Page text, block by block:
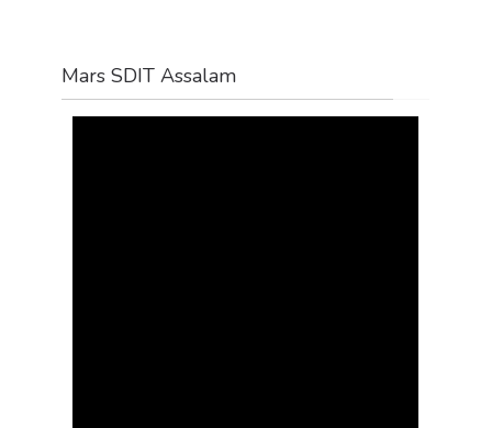
Mars SDIT Assalam